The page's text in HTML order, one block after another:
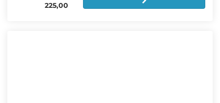
225,00